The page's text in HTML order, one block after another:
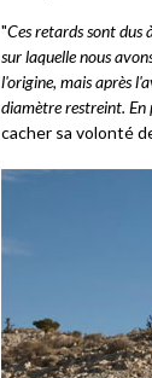
"Ces retards sont dus
sur laquelle nous
l'origine, mais après
diamètre restreint. En
cacher sa volonté